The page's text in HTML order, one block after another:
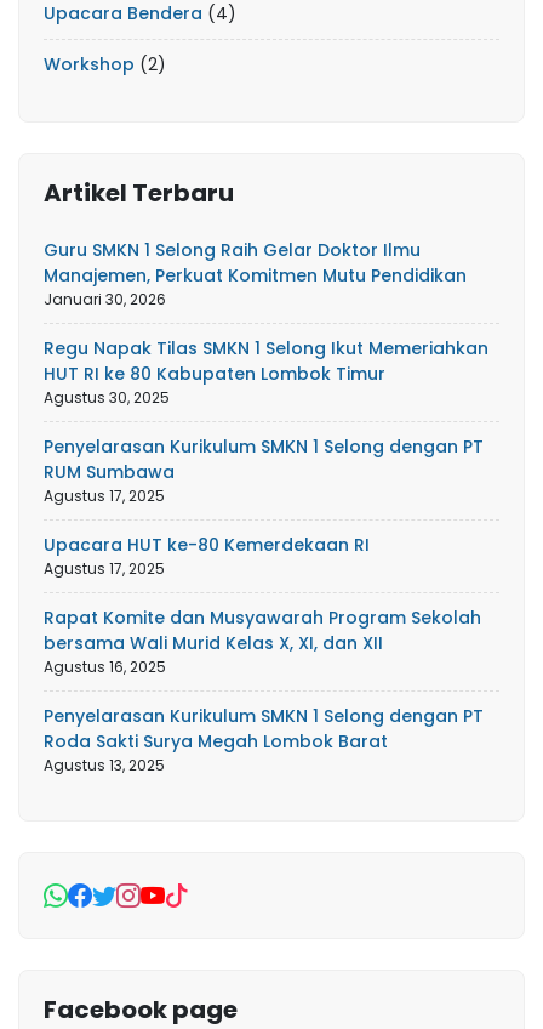
Upacara Bendera (4)
Workshop (2)
Artikel Terbaru
Guru SMKN 1 Selong Raih Gelar Doktor Ilmu
Manajemen, Perkuat Komitmen Mutu Pendidikan
Januari 30, 2026
Regu Napak Tilas SMKN 1 Selong Ikut Memeriahkan
HUT RI ke 80 Kabupaten Lombok Timur
Agustus 30, 2025
Penyelarasan Kurikulum SMKN 1 Selong dengan PT
RUM Sumbawa
Agustus 17, 2025
Upacara HUT ke-80 Kemerdekaan RI
Agustus 17, 2025
Rapat Komite dan Musyawarah Program Sekolah
bersama Wali Murid Kelas X, XI, dan XII
Agustus 16, 2025
Penyelarasan Kurikulum SMKN 1 Selong dengan PT
Roda Sakti Surya Megah Lombok Barat
Agustus 13, 2025
Facebook page